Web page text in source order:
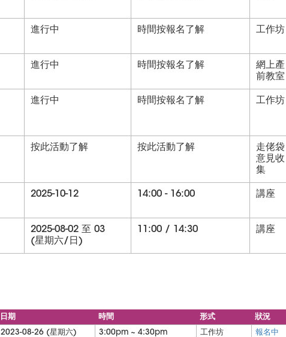
進行中 時間按報名了解 工作坊
進行中 時間按報名了解
網上產
前教室
進行中 時間按報名了解 工作坊
按此活動了解 按此活動了解
走佬袋
意見收
集
2025-10-12 14:00 - 16:00 講座
2025-08-02 至 03
(星期六/日)
11:00 / 14:30 講座
日期 時間 形式
狀況
2023-08-26 (星期六) 3:00pm ~ 4:30pm 工作坊
報名中